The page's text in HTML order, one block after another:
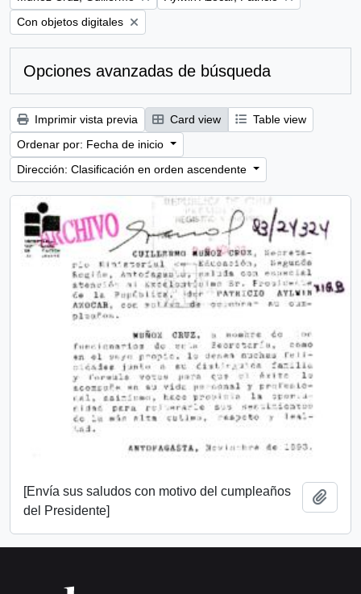
Remove filter:
Con objetos digitales
Opciones avanzadas de búsqueda
Imprimir vista previa Card view
Table view
Ordenar por: Fecha de inicio
Dirección: Clasificación en orden ascendente
[Envía sus saludos con motivo del cumpleaños
del Presidente]